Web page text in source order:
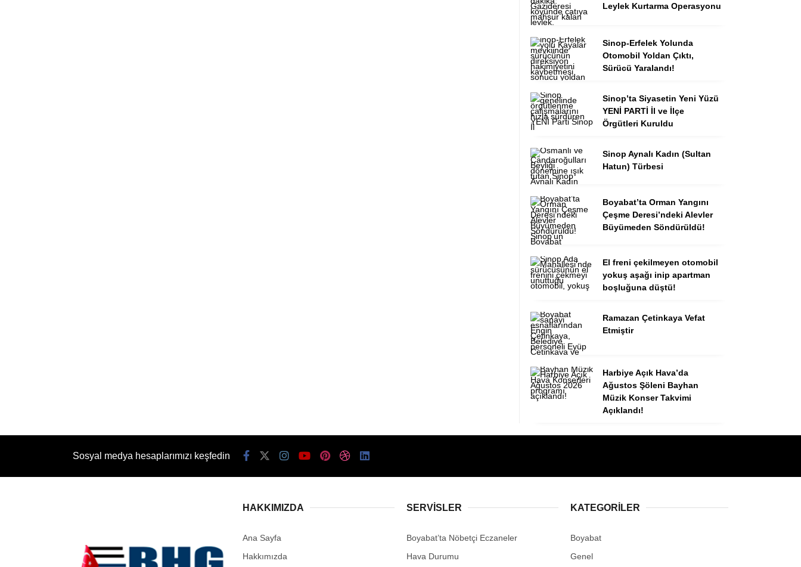
Leylek Kurtarma Operasyonu
Sinop-Erfelek Yolunda
Otomobil Yoldan Çıktı,
Sürücü Yaralandı!
Sinop’ta Siyasetin Yeni Yüzü
YENİ PARTİ İl ve İlçe
Örgütleri Kuruldu
Sinop Aynalı Kadın (Sultan
Hatun) Türbesi
Boyabat’ta Orman Yangını
Çeşme Deresi’ndeki Alevler
Büyümeden Söndürüldü!
El freni çekilmeyen otomobil
yokuş aşağı inip apartman
boşluğuna düştü!
Ramazan Çetinkaya Vefat
Etmiştir
Harbiye Açık Hava’da
Ağustos Şöleni Bayhan
Müzik Konser Takvimi
Açıklandı!
Sosyal medya hesaplarımızı keşfedin
HAKKIMIZDA
Ana Sayfa
Hakkımızda
SERVISLER
Boyabat’ta Nöbetçi Eczaneler
Hava Durumu
KATEGORILER
Boyabat
Genel